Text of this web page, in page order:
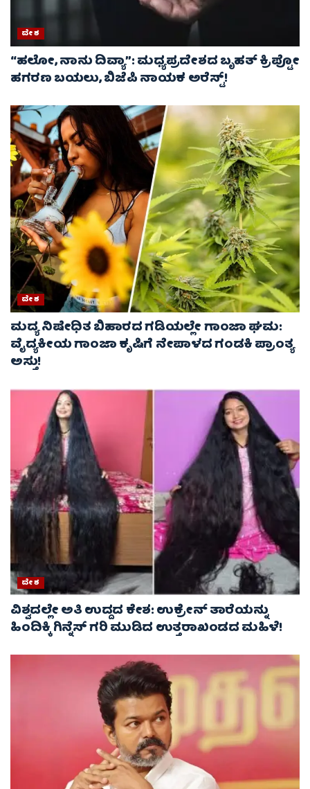
ದೇಶ
“ಹಲೋ, ನಾನು ದಿವ್ಯಾ”: ಮಧ್ಯಪ್ರದೇಶದ ಬೃಹತ್ ಕ್ರಿಪ್ಟೋ
ಹಗರಣ ಬಯಲು, ಬಿಜೆಪಿ ನಾಯಕ ಅರೆಸ್ಟ್!
ದೇಶ
ಮದ್ಯ ನಿಷೇಧಿತ ಬಿಹಾರದ ಗಡಿಯಲ್ಲೇ ಗಾಂಜಾ ಘಮ:
ವೈದ್ಯಕೀಯ ಗಾಂಜಾ ಕೃಷಿಗೆ ನೇಪಾಳದ ಗಂಡಕಿ ಪ್ರಾಂತ್ಯ
ಅಸ್ತು!
ದೇಶ
ವಿಶ್ವದಲ್ಲೇ ಅತಿ ಉದ್ದದ ಕೇಶ: ಉಕ್ರೇನ್ ತಾರೆಯನ್ನು
ಹಿಂದಿಕ್ಕಿ ಗಿನ್ನೆಸ್ ಗರಿ ಮುಡಿದ ಉತ್ತರಾಖಂಡದ ಮಹಿಳೆ!